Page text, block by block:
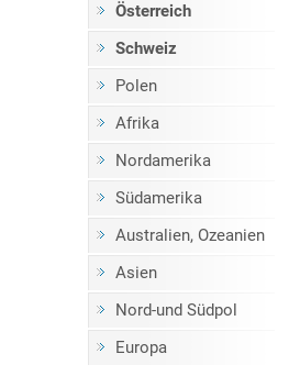
Österreich
Schweiz
Polen
Afrika
Nordamerika
Südamerika
Australien, Ozeanien
Asien
Nord-und Südpol
Europa